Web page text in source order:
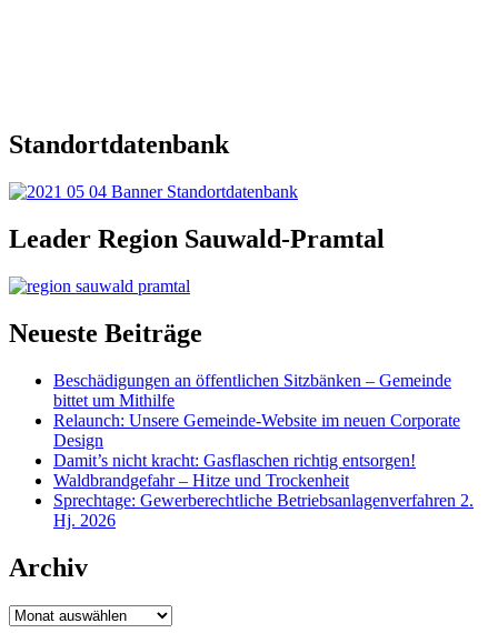
Standortdatenbank
Leader Region Sauwald-Pramtal
Neueste Beiträge
Beschädigungen an öffentlichen Sitzbänken – Gemeinde
bittet um Mithilfe
Relaunch: Unsere Gemeinde-Website im neuen Corporate
Design
Damit’s nicht kracht: Gasflaschen richtig entsorgen!
Waldbrandgefahr – Hitze und Trockenheit
Sprechtage: Gewerberechtliche Betriebsanlagenverfahren 2.
Hj. 2026
Archiv
Archiv